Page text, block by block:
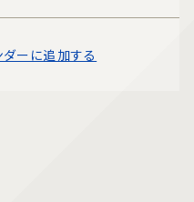
ーに追加する